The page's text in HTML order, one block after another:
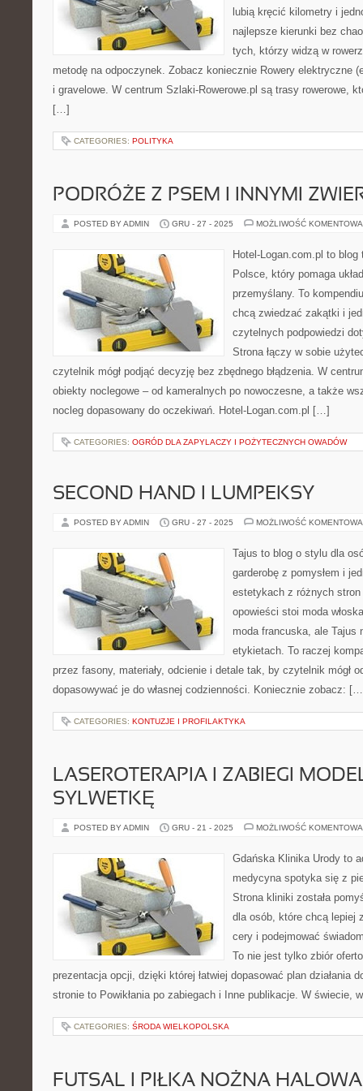
lubią kręcić kilometry i
najlepsze kierunki bez
tych, którzy widzą w
metodę na odpoczynek. Zobacz koniecznie Rowery elektryczne
i gravelowe. W centrum Szlaki-Rowerowe.pl są trasy rowerowe,
[…]
CATEGORIES: POLITYKA
PODRÓŻE Z PSEM I INNYMI
POSTED BY ADMIN GRU - 27 - 2025 MOŻLIWOŚĆ
Hotel-Logan.com.pl to
Polsce, który pomaga
przemyślany. To
chcą zwiedzać zakątki i
czytelnych podpowiedzi
Strona łączy w sobie
czytelnik mógł podjąć decyzję bez zbędnego błądzenia. W
obiekty noclegowe – od kameralnych po nowoczesne, a także
nocleg dopasowany do oczekiwań. Hotel-Logan.com.pl […]
CATEGORIES: OGRÓD DLA ZAPYLACZY I POŻYTECZNYCH OWADÓW
SECOND HAND I LUMPEKSY
POSTED BY ADMIN GRU - 27 - 2025 MOŻLIWOŚĆ
Tajus to blog o stylu dla
garderobę z pomysłem i
estetykach z różnych
opowieści stoi moda
moda francuska, ale Tajus
etykietach. To raczej
przez fasony, materiały, odcienie i detale tak, by czytelnik mógł
dopasowywać je do własnej codzienności. Koniecznie zobacz:
CATEGORIES: KONTUZJE I PROFILAKTYKA
LASEROTERAPIA I ZABIEGI
SYLWETKĘ
POSTED BY ADMIN GRU - 21 - 2025 MOŻLIWOŚĆ
Gdańska Klinika Urody to
medycyna spotyka się z
Strona kliniki została
dla osób, które chcą lepiej
cery i podejmować
To nie jest tylko zbiór
prezentacja opcji, dzięki której łatwiej dopasować plan działania
stronie to Powikłania po zabiegach i Inne publikacje. W świecie,
CATEGORIES: ŚRODA WIELKOPOLSKA
FUTSAL I PIŁKA NOŻNA HALOWA